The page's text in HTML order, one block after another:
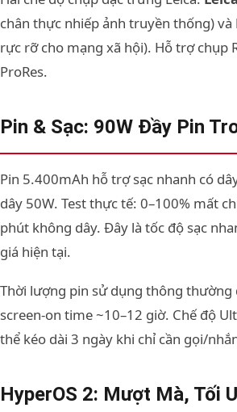
chân thực nhiếp ảnh truyền thống) và
rực rỡ cho mạng xã hội). Hỗ trợ chụp
ProRes.
Pin & Sạc: 90W Đầy Pin
Pin 5.400mAh hỗ trợ sạc nhanh có
dây 50W. Test thực tế: 0–100% mất
phút không dây. Đây là tốc độ sạc
giá hiện tại.
Thời lượng pin sử dụng thông thường
screen-on time ~10–12 giờ. Chế độ
thể kéo dài 3 ngày khi chỉ cần gọi/
HyperOS 2: Mượt Mà, Tối